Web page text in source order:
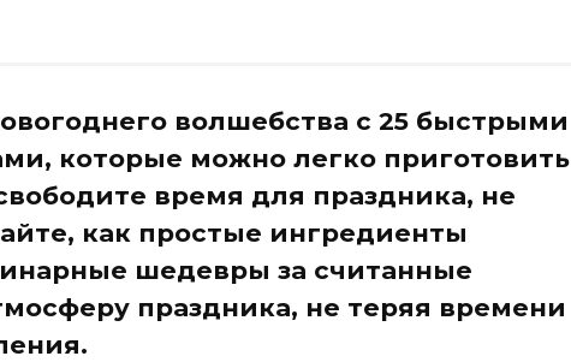
волшебства с 25 быстрыми
которые можно легко приготовить
время для праздника, не
как простые ингредиенты
шедевры за считанные
праздника, не теряя времени